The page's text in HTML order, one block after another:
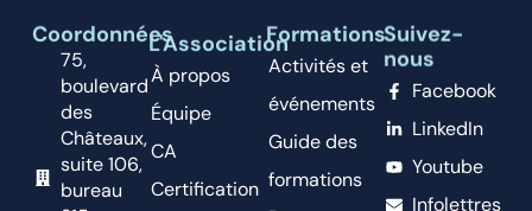
Coordonnées
75,
boulevard
des
Châteaux,
suite 106,
bureau
L'Association
À propos
Équipe
CA
Certification
Formations
Activités et
événements
Guide des
formations
Suivez-
nous
Facebook
LinkedIn
Youtube
Infolettres